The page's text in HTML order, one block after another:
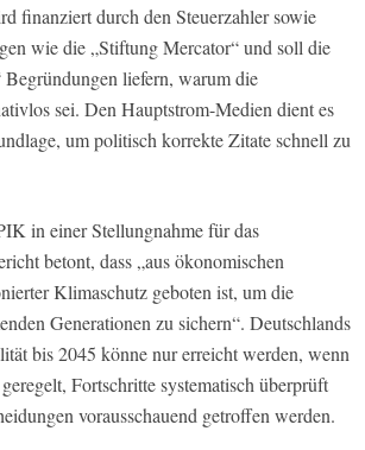
finanziert durch den Steuerzahler sowie
wie die „Stiftung Mercator“ und soll die
Begründungen liefern, warum die
sei. Den Hauptstrom-Medien dient es
um politisch korrekte Zitate schnell zu
in einer Stellungnahme für das
betont, dass „aus ökonomischen
Klimaschutz geboten ist, um die
Generationen zu sichern“. Deutschlands
bis 2045 könne nur erreicht werden, wenn
Fortschritte systematisch überprüft
vorausschauend getroffen werden.